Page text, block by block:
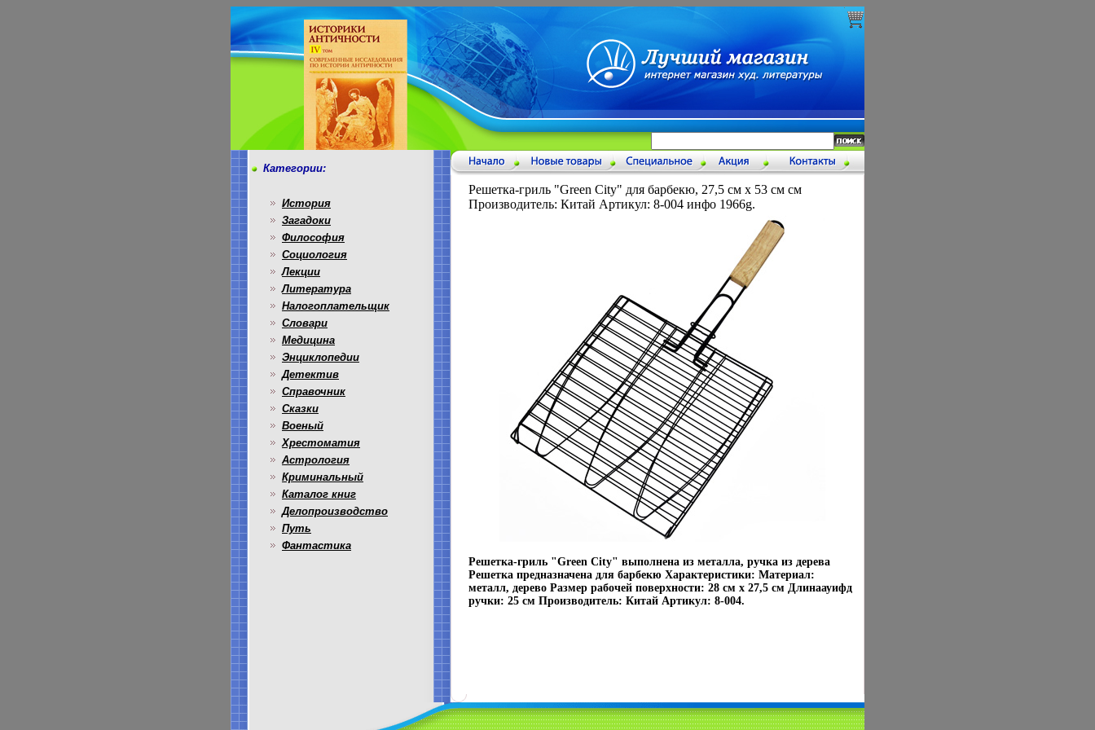
Категории:
История
Загадоки
Философия
Социология
Лекции
Литература
Налогоплательщик
Словари
Медицина
Энциклопедии
Детектив
Справочник
Сказки
Военый
Хрестоматия
Астрология
Криминальный
Каталог книг
Делопроизводство
Путь
Фантастика
Решетка-гриль "Green City" для барбекю, 27,5 см х 53 см см
Производитель: Китай Артикул: 8-004 инфо 1966g.
Решетка-гриль "Green City" выполнена из металла, ручка из дерева
Решетка предназначена для барбекю Характеристики: Материал:
металл, дерево Размер рабочей поверхности: 28 см х 27,5 см Длинаауифд
ручки: 25 см Производитель: Китай Артикул: 8-004.